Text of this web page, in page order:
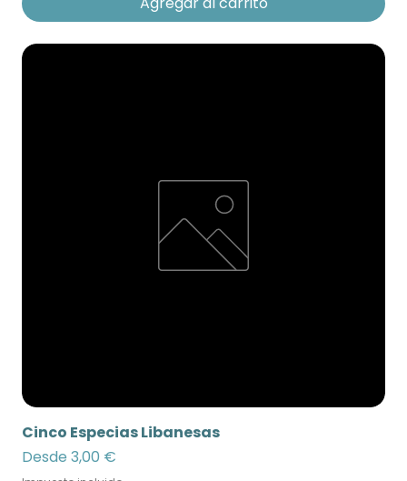
Cinco Especias Libanesas
Desde 3,00 €
Precio de oferta